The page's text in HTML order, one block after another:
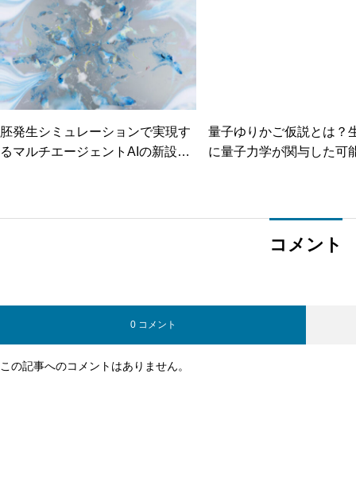
胚発生シミュレーションで実現す
るマルチエージェントAIの新設計
量子ゆりかご仮説とは？
に量子力学が関与した可
コメント
0 コメント
この記事へのコメントはありません。